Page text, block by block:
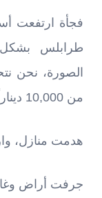
فجأة ارتفعت
طرابلس بشكل
الصورة، نحن
من 10,000 ديناراً ليبياً.
هدمت منازل،
جرفت أراض